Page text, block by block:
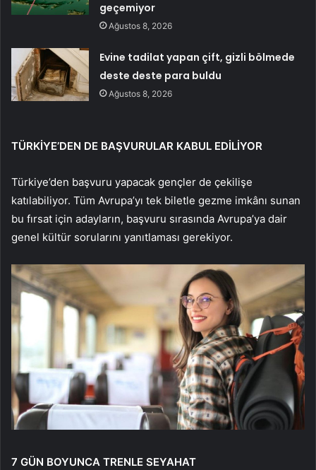
geçemiyor
Ağustos 8, 2026
Evine tadilat yapan çift, gizli bölmede
deste deste para buldu
Ağustos 8, 2026
TÜRKİYE’DEN DE BAŞVURULAR KABUL EDİLİYOR
Türkiye’den başvuru yapacak gençler de çekilişe
katılabiliyor. Tüm Avrupa’yı tek biletle gezme imkânı sunan
bu fırsat için adayların, başvuru sırasında Avrupa’ya dair
genel kültür sorularını yanıtlaması gerekiyor.
7 GÜN BOYUNCA TRENLE SEYAHAT